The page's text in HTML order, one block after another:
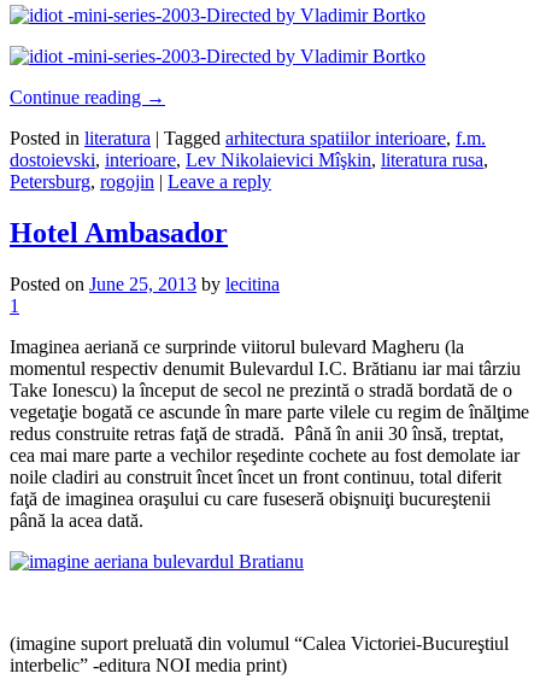
Continue reading →
Posted in literatura | Tagged arhitectura spatiilor interioare, f.m.
dostoievski, interioare, Lev Nikolaievici Mîşkin, literatura rusa,
Petersburg, rogojin | Leave a reply
Hotel Ambasador
Posted on June 25, 2013 by lecitina
1
Imaginea aeriană ce surprinde viitorul bulevard Magheru (la
momentul respectiv denumit Bulevardul I.C. Brătianu iar mai târziu
Take Ionescu) la început de secol ne prezintă o stradă bordată de o
vegetaţie bogată ce ascunde în mare parte vilele cu regim de înălţime
redus construite retras faţă de stradă. Până în anii 30 însă, treptat,
cea mai mare parte a vechilor reşedinte cochete au fost demolate iar
noile cladiri au construit încet încet un front continuu, total diferit
faţă de imaginea oraşului cu care fuseseră obişnuiţi bucureştenii
până la acea dată.
(imagine suport preluată din volumul “Calea Victoriei-Bucureştiul
interbelic” -editura NOI media print)